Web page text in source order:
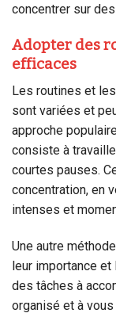
concentrer sur
Adopter des
efficaces
Les routines et
sont variées et
approche
consiste à
courtes pauses.
concentration, en
intenses et
Une autre
leur importance
des tâches à
organisé et à